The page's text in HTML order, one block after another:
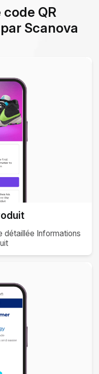
QR
Scanova
détaillée Informations